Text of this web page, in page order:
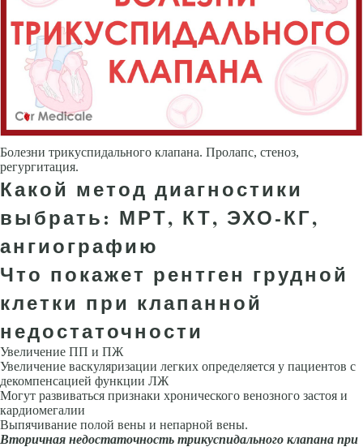
Болезни трикуспидального клапана. Пролапс, стеноз,
регургитация.
Какой метод диагностики
выбрать: МРТ, КТ, ЭХО-КГ,
ангиографию
Что покажет рентген грудной
клетки при клапанной
недостаточности
Увеличение ПП и ПЖ
Увеличение васкуляризации легких определяется у пациентов с
декомпенсацией функции ЛЖ
Могут развиваться призна­ки хронического венозного застоя и
кардиомегалии
Выпячивание полой вены и непарной вены.
Вторичная недостаточность трикуспидального клапана при